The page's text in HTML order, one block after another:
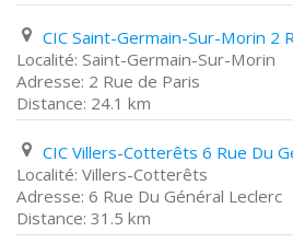
Saint-Germain-Sur-Morin
2 Rue de Paris
24.1 km
Villers-Cotterêts
6 Rue Du Général Leclerc
31.5 km